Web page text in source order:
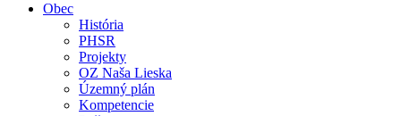
Obec
História
PHSR
Projekty
OZ Naša Lieska
Územný plán
Kompetencie